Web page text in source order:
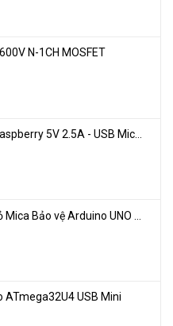
N-1CH MOSFET
ATmega32U4 USB Mini